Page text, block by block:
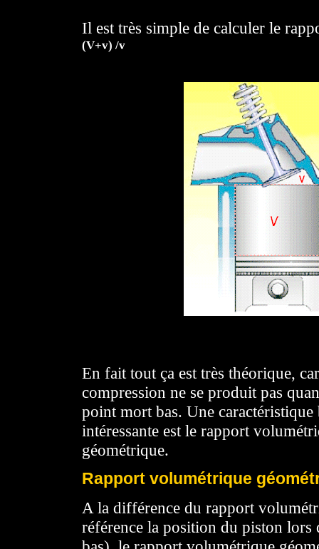
Il est très simple de calculer le
(V+v) /v
En fait tout ça est très théorique,
compression ne se produit pas
point mort bas. Une caractéristique
intéressante est le rapport
géométrique.
Rapport volumétrique
A la différence du rapport
référence la position du piston